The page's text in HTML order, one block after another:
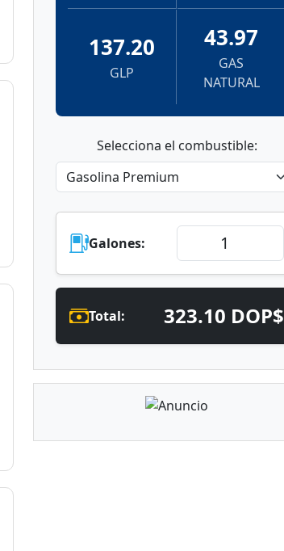
137.20
GLP
43.97
GAS
NATURAL
Selecciona el combustible:
Galones:
Total: 323.10 DOP$